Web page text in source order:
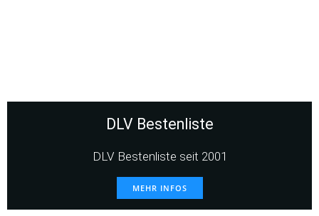
DLV Bestenliste
DLV Bestenliste seit 2001
MEHR INFOS